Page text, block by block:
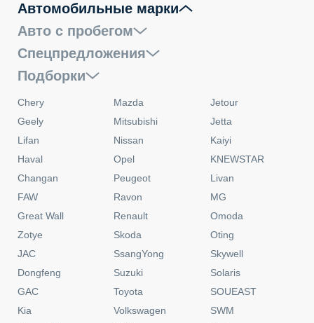
Автомобильные марки
Авто с пробегом
Спецпредложения
Подборки
Chery
Geely
Lifan
Haval
Changan
FAW
Great Wall
Zotye
JAC
Dongfeng
GAC
Kia
Mazda
Mitsubishi
Nissan
Opel
Peugeot
Ravon
Renault
Skoda
SsangYong
Suzuki
Toyota
Volkswagen
Jetour
Jetta
Kaiyi
KNEWSTAR
Livan
MG
Omoda
Oting
Skywell
Solaris
SOUEAST
SWM